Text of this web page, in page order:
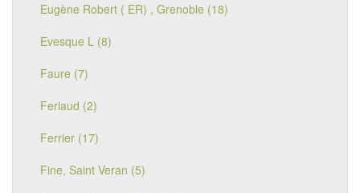
Eugène Robert ( ER) , Grenoble (18)
Evesque L (8)
Faure (7)
Feriaud (2)
Ferrier (17)
Fine, Saint Veran (5)